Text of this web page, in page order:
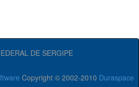
DE SERGIPE
Copyright © 2002-2010 Duraspace